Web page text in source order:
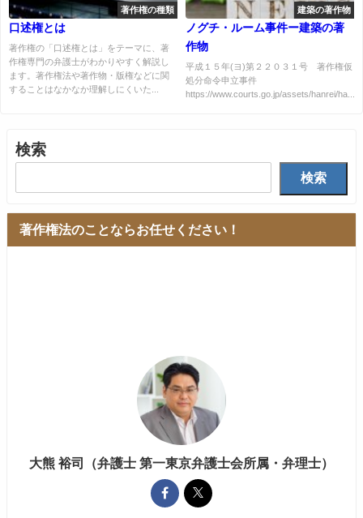
著作権の種類
口述権とは
著作権の「口述権とは」をテーマに、著
作権専門の弁護士がわかりやすく解説し
ます。著作権法や著作物・版権などに関
することはなかなか理解しにくいた...
建築の著作物
ノグチ・ルーム事件ー建築の著
作物
平成１５年(ヨ)第２２０３１号 著作権仮
処分命令申立事件
https://www.courts.go.jp/assets/hanrei/ha...
検索
検索
著作権法のことならお任せください！
大熊 裕司（弁護士 第一東京弁護士会所属・弁理士）